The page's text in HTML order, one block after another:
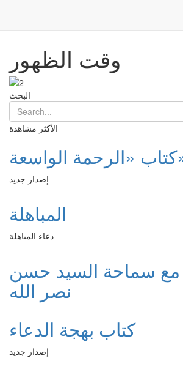
وقت الظهور
البحث
الأكثر مشاهدة
إصدار جديد
المباهلة
دعاء المباهلة
سماحة السيد حسن
نصر الله
كتاب بهجة الدعاء
إصدار جديد